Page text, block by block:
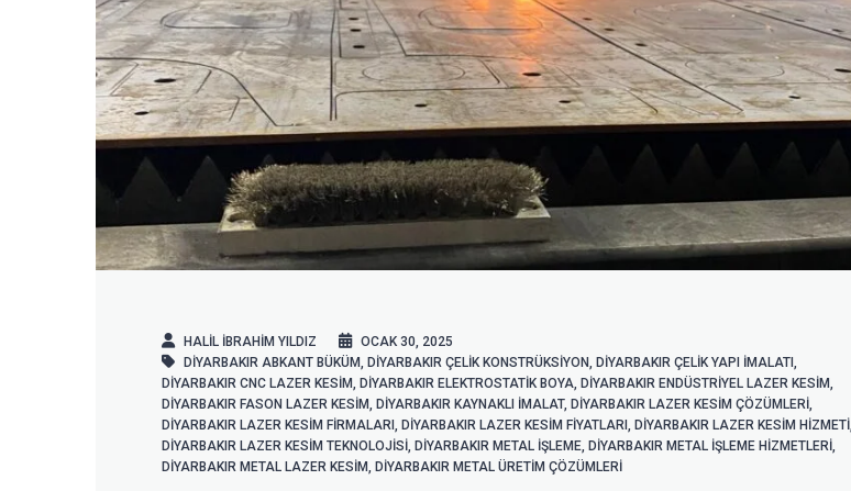
HALIL IBRAHIM YILDIZ
OCAK 30, 2025
DIYARBAKIR ABKANT BÜKÜM DIYARBAKIR ÇELIK KONSTRÜKSIYON DIYARBAKIR ÇELIK YAPI IMALATI
DIYARBAKIR CNC LAZER KESIM DIYARBAKIR ELEKTROSTATIK BOYA DIYARBAKIR ENDÜSTRIYEL LAZER KESIM
DIYARBAKIR FASON LAZER KESIM DIYARBAKIR KAYNAKLI IMALAT, DIYARBAKIR LAZER KESIM ÇÖZÜMLERI
DIYARBAKIR LAZER KESIM FIRMALARI DIYARBAKIR LAZER KESIM FIYATLARI DIYARBAKIR LAZER KESIM HIZMETI
DIYARBAKIR LAZER KESIM TEKNOLOJISI DIYARBAKIR METAL IŞLEME DIYARBAKIR METAL IŞLEME HIZMETLERI
DIYARBAKIR METAL LAZER KESIM DIYARBAKIR METAL ÜRETIM ÇÖZÜMLERI